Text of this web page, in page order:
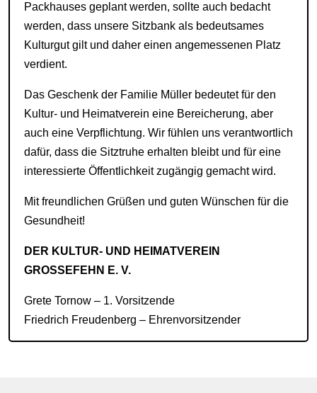
Packhauses geplant werden, sollte auch bedacht
werden, dass unsere Sitzbank als bedeutsames
Kulturgut gilt und daher einen angemessenen Platz
verdient.
Das Geschenk der Familie Müller bedeutet für den
Kultur- und Heimatverein eine Bereicherung, aber
auch eine Verpflichtung. Wir fühlen uns verantwortlich
dafür, dass die Sitztruhe erhalten bleibt und für eine
interessierte Öffentlichkeit zugängig gemacht wird.
Mit freundlichen Grüßen und guten Wünschen für die
Gesundheit!
DER KULTUR- UND HEIMATVEREIN
GROSSEFEHN E. V.
Grete Tornow – 1. Vorsitzende
Friedrich Freudenberg – Ehrenvorsitzender